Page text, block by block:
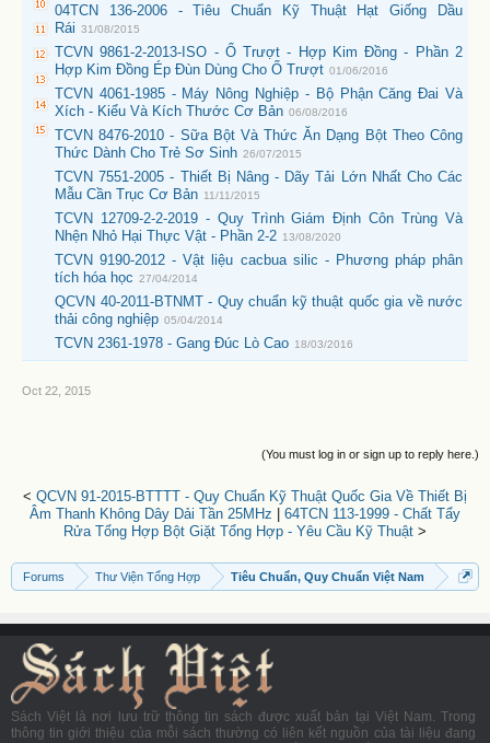
04TCN 136-2006 - Tiêu Chuẩn Kỹ Thuật Hạt Giống Dầu
Rái 31/08/2015
TCVN 9861-2-2013-ISO - Ổ Trượt - Hợp Kim Đồng - Phần 2
Hợp Kim Đồng Ép Đùn Dùng Cho Ổ Trượt 01/06/2016
TCVN 4061-1985 - Máy Nông Nghiệp - Bộ Phận Căng Đai Và
Xích - Kiểu Và Kích Thước Cơ Bản 06/08/2016
TCVN 8476-2010 - Sữa Bột Và Thức Ăn Dạng Bột Theo Công
Thức Dành Cho Trẻ Sơ Sinh 26/07/2015
TCVN 7551-2005 - Thiết Bị Nâng - Dãy Tải Lớn Nhất Cho Các
Mẫu Cần Trục Cơ Bản 11/11/2015
TCVN 12709-2-2-2019 - Quy Trình Giám Định Côn Trùng Và
Nhện Nhỏ Hại Thực Vật - Phần 2-2 13/08/2020
TCVN 9190-2012 - Vật liệu cacbua silic - Phương pháp phân
tích hóa học 27/04/2014
QCVN 40-2011-BTNMT - Quy chuẩn kỹ thuật quốc gia về nước
thải công nghiệp 05/04/2014
TCVN 2361-1978 - Gang Đúc Lò Cao 18/03/2016
Oct 22, 2015
(You must log in or sign up to reply here.)
< QCVN 91-2015-BTTTT - Quy Chuẩn Kỹ Thuật Quốc Gia Về Thiết Bị
Âm Thanh Không Dây Dải Tần 25MHz
64TCN 113-1999 - Chất Tẩy
Rửa Tổng Hợp Bột Giặt Tổng Hợp - Yêu Cầu Kỹ Thuật >
Forums Thư Viện Tổng Hợp Tiêu Chuẩn, Quy Chuẩn Việt Nam
Sách Việt là nơi lưu trữ thông tin sách được xuất bản tại Việt Nam. Trong
thông tin giới thiệu của mỗi sách thường có liên kết nguồn của tài liệu đang